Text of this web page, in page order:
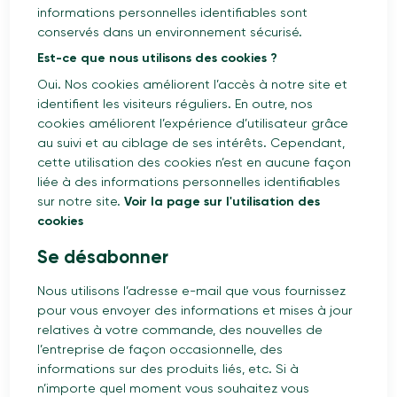
informations personnelles identifiables sont
conservés dans un environnement sécurisé.
Est-ce que nous utilisons des cookies ?
Oui. Nos cookies améliorent l’accès à notre site et
identifient les visiteurs réguliers. En outre, nos
cookies améliorent l’expérience d’utilisateur grâce
au suivi et au ciblage de ses intérêts. Cependant,
cette utilisation des cookies n’est en aucune façon
liée à des informations personnelles identifiables
sur notre site. Voir la page sur l'utilisation des
cookies
Se désabonner
Nous utilisons l’adresse e-mail que vous fournissez
pour vous envoyer des informations et mises à jour
relatives à votre commande, des nouvelles de
l’entreprise de façon occasionnelle, des
informations sur des produits liés, etc. Si à
n’importe quel moment vous souhaitez vous